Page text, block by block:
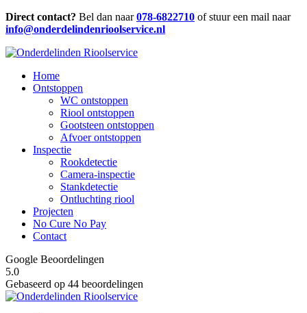
Direct contact? Bel dan naar078-6822710 of stuur een mail naar
info@onderdelindenrioolservice.nl
Home
Ontstoppen
WC ontstoppen
Riool ontstoppen
Gootsteen ontstoppen
Afvoer ontstoppen
Inspectie
Rookdetectie
Camera-inspectie
Stankdetectie
Ontluchting riool
Projecten
No Cure No Pay
Contact
Google Beoordelingen
5.0
Gebaseerd op 44 beoordelingen